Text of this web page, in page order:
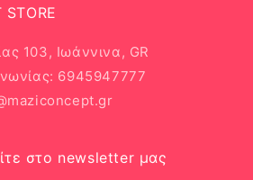
103, Ιωάννινα, GR
6945947777
στο newsletter μας